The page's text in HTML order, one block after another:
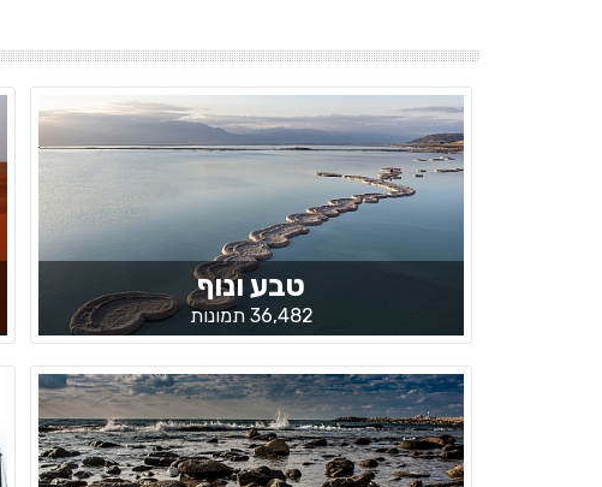
טבע ונוף
36,482 תמונות